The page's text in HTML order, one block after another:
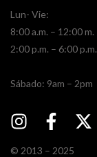
Lun- Vie:
8:00 a.m. – 12:00 m.
2:00 p.m. – 6:00 p.m.
​​Sábado: 9am – 2pm
© 2013 – 2025